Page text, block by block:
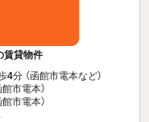
賃貸物件
4分 （函館市電本など）
館市電本）
館市電本）